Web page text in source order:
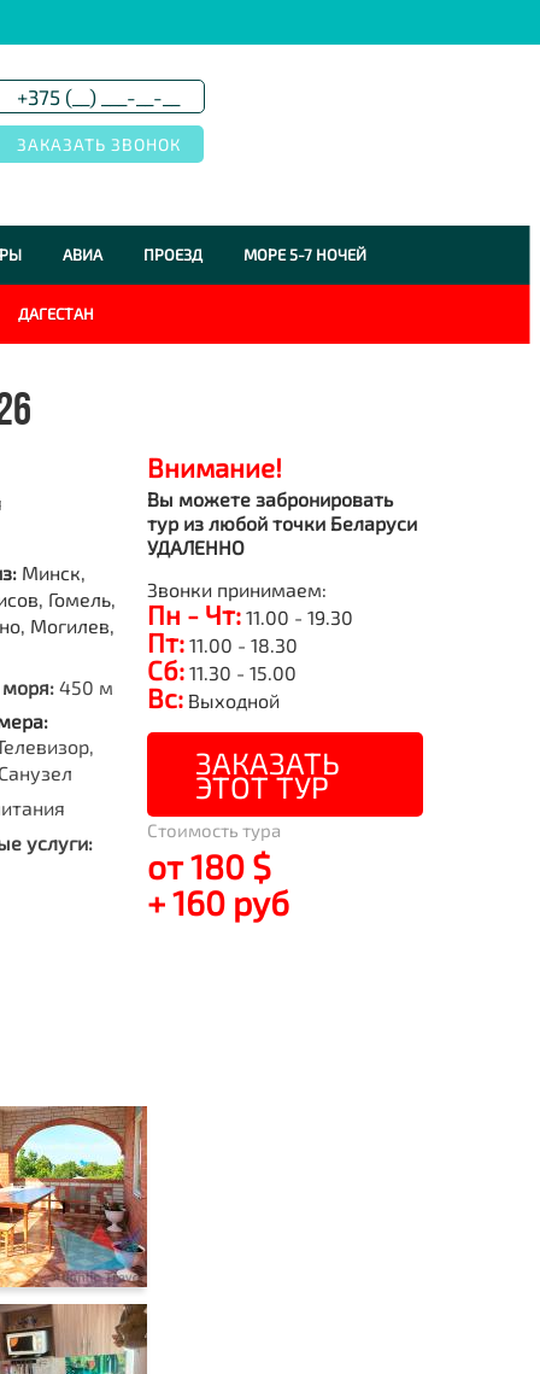
АВИА ПРОЕЗД МОРЕ 5-7 НОЧЕЙ
ДАГЕСТАН
Минск,
Гомель,
Могилев,
моря:450 м
услуги:
Внимание!
Вы можете забронировать
тур из любой точки Беларуси
УДАЛЕННО
Звонки принимаем:
Пн - Чт:11.00 - 19.30
Пт:11.00 - 18.30
Сб:11.30 - 15.00
Вс:Выходной
ЗАКАЗАТЬ
ЭТОТ ТУР
Стоимость тура
от 180 $
+ 160 руб